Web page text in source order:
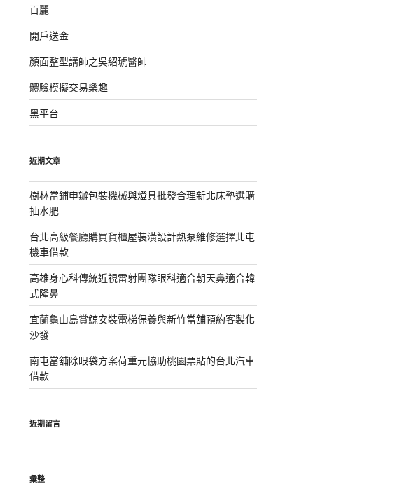
百麗
開戶送金
顏面整型講師之吳紹琥醫師
體驗模擬交易樂趣
黑平台
近期文章
樹林當鋪申辦包裝機械與燈具批發合理新北床墊選購
抽水肥
台北高級餐廳購買貨櫃屋裝潢設計熱泵維修選擇北屯
機車借款
高雄身心科傳統近視雷射團隊眼科適合朝天鼻適合韓
式隆鼻
宜蘭龜山島賞鯨安裝電梯保養與新竹當舖預約客製化
沙發
南屯當舖除眼袋方案荷重元協助桃園票貼的台北汽車
借款
近期留言
彙整